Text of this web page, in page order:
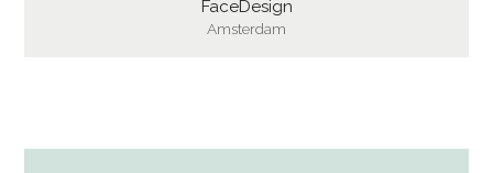
FaceDesign
Amsterdam